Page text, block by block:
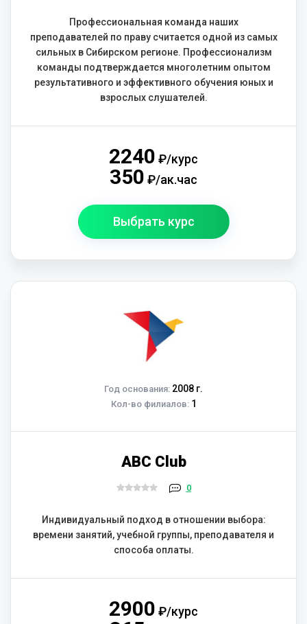
Профессиональная команда наших
преподавателей по праву считается одной из самых
сильных в Сибирском регионе. Профессионализм
команды подтверждается многолетним опытом
результативного и эффективного обучения юных и
взрослых слушателей.
2240 ₽/курс
350 ₽/ак.час
Выбрать курс
Год основания: 2008 г.
Кол-во филиалов:1
ABC Club
0
Индивидуальный подход в отношении выбора:
времени занятий, учебной группы, преподавателя и
способа оплаты.
2900 ₽/курс